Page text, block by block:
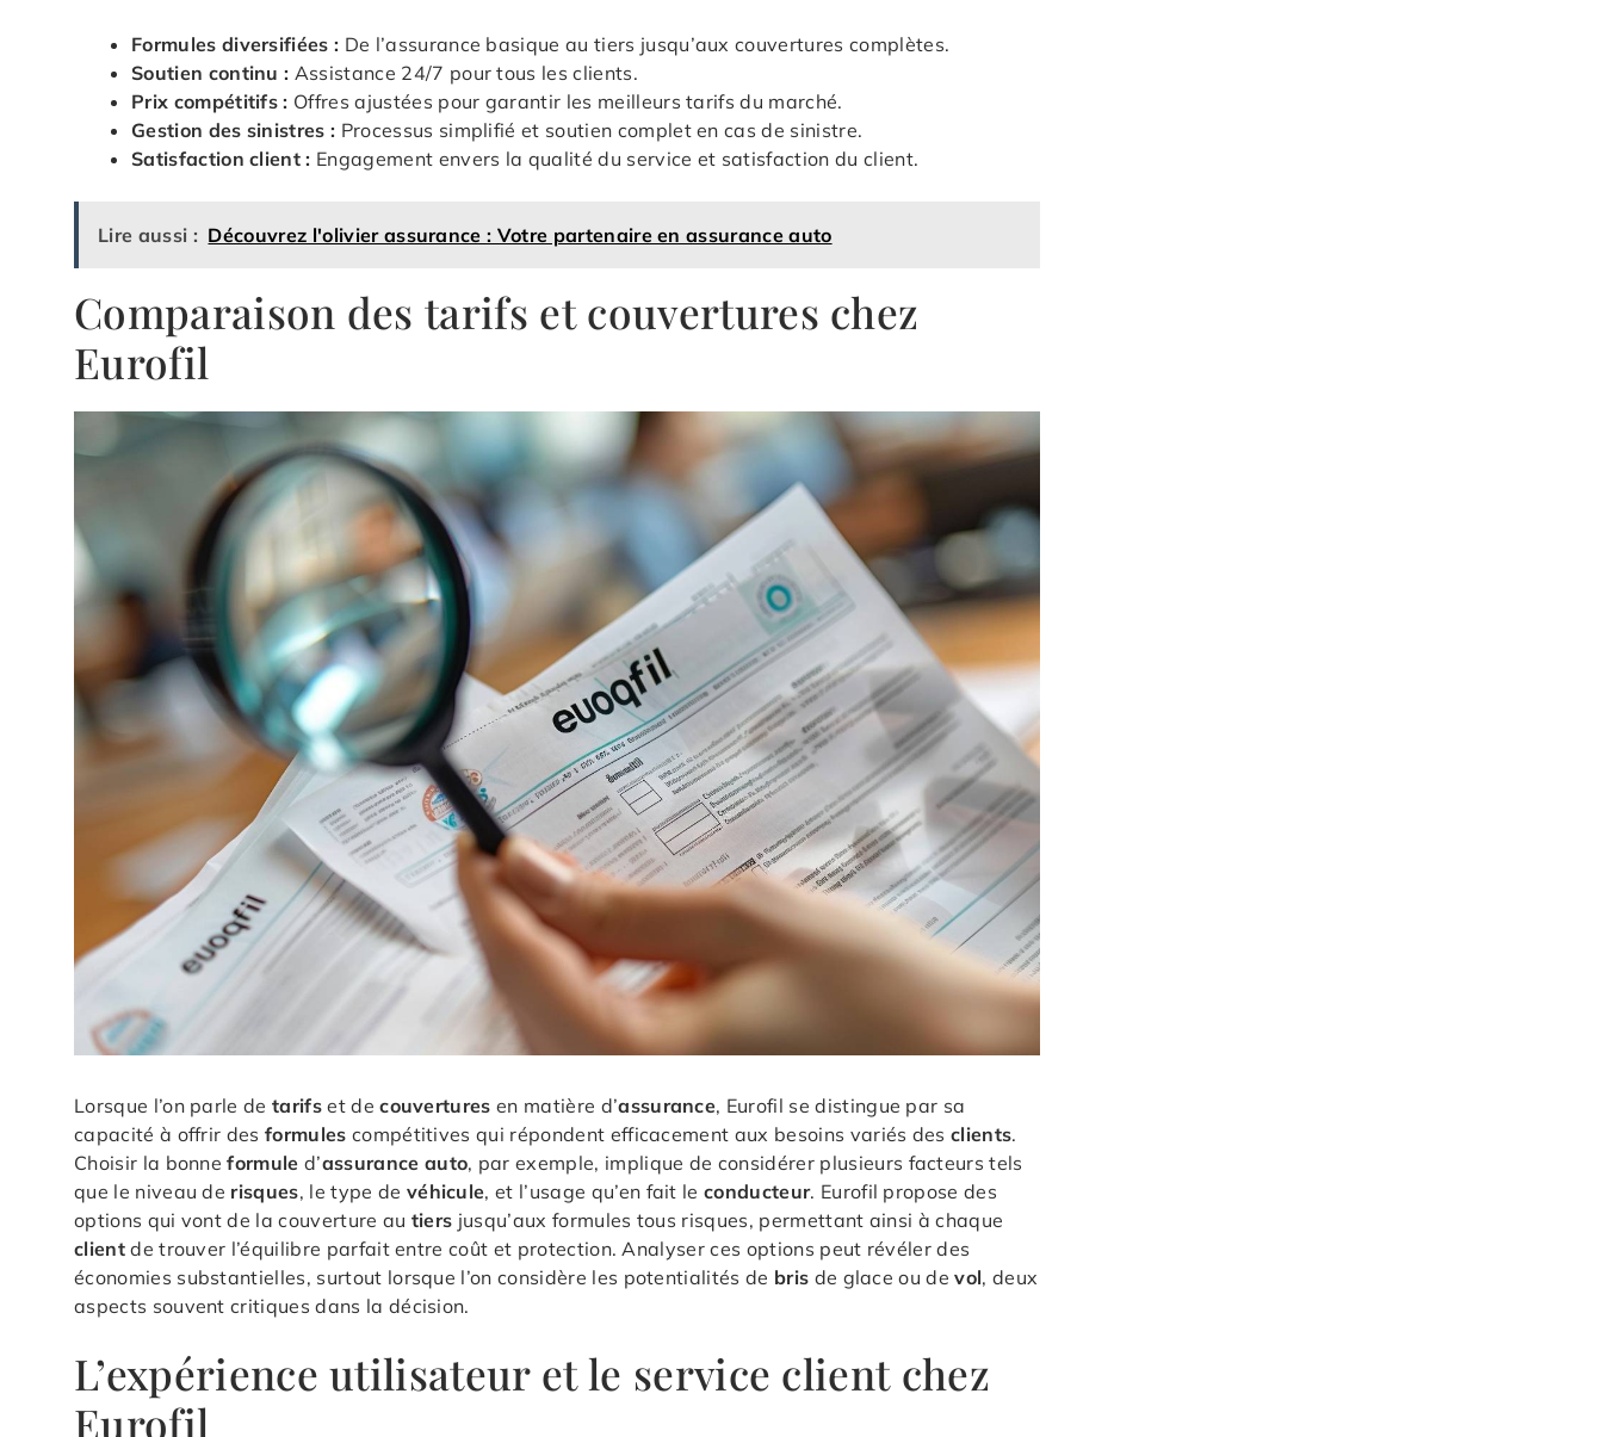
Formules diversifiées : De l’assurance basique au tiers jusqu’aux couvertures complètes.
Soutien continu : Assistance 24/7 pour tous les clients.
Prix compétitifs : Offres ajustées pour garantir les meilleurs tarifs du marché.
Gestion des sinistres : Processus simplifié et soutien complet en cas de sinistre.
Satisfaction client : Engagement envers la qualité du service et satisfaction du client.
Lire aussi : Découvrez l'olivier assurance : Votre partenaire en assurance auto
Comparaison des tarifs et couvertures chez
Eurofil
Lorsque l’on parle detarifset decouvertures en matière d’assurance, Eurofil se distingue par sa
capacité à offrir desformules compétitives qui répondent efficacement aux besoins variés desclients.
Choisir la bonneformule d’assurance auto, par exemple, implique de considérer plusieurs facteurs tels
que le niveau de risques, le type de véhicule, et l’usage qu’en fait leconducteur. Eurofil propose des
options qui vont de la couverture au tiers jusqu’aux formules tous risques, permettant ainsi à chaque
clientde trouver l’équilibre parfait entre coût et protection. Analyser ces options peut révéler des
économies substantielles, surtout lorsque l’on considère les potentialités de bris de glace ou devol, deux
aspects souvent critiques dans la décision.
L’expérience utilisateur et le service client chez
Eurofil